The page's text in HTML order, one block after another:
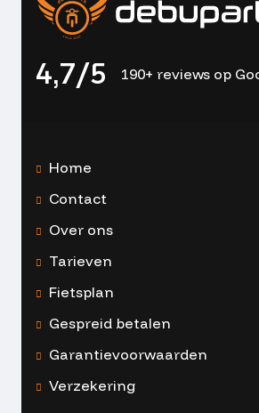
4,7/5 190+ reviews op
Home
Contact
Over ons
Tarieven
Fietsplan
Gespreid betalen
Garantievoorwaarden
Verzekering